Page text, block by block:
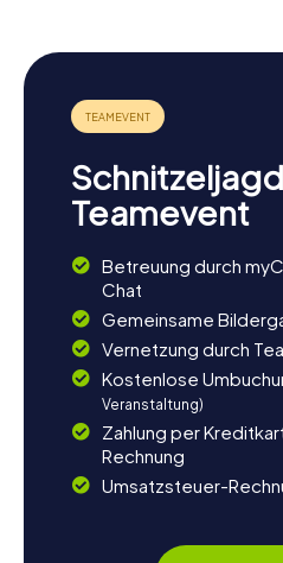
Teamevent
Betreuung durch
Chat
Gemeinsame
Vernetzung durch
Kostenlose
Veranstaltung)
Zahlung per
Rechnung
Umsatzsteuer-